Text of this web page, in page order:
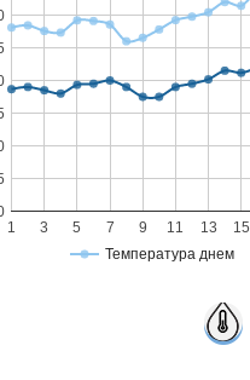
Температура днем
1 3 5 7 9 11 13 15